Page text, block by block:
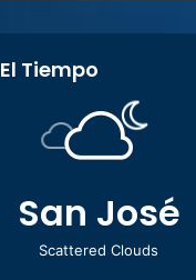
El Tiempo
San José
Scattered Clouds